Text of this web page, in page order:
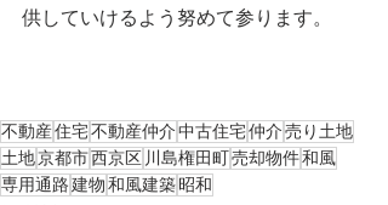
供していけるよう努めて参ります。
不動産住宅不動産仲介中古住宅仲介売り土地
土地京都市西京区 川島権田町売却物件和風
専用通路建物和風建築昭和